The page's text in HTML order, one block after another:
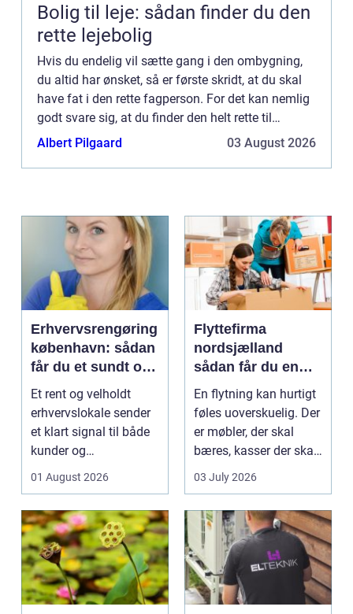
Bolig til leje: sådan finder du den
rette lejebolig
Hvis du endelig vil sætte gang i den ombygning,
du altid har ønsket, så er første skridt, at du skal
have fat i den rette fagperson. For det kan nemlig
godt svare sig, at du finder den helt rette til
opgaven. Et godt bud er, at du tager fat i en mure...
Albert Pilgaard 03 August 2026
Erhvervsrengøring
københavn: sådan
får du et sundt og
professionelt
arbejdsmiljø
Et rent og velholdt
erhvervslokale sender
et klart signal til både
kunder og
01 August 2026
Flyttefirma
nordsjælland
sådan får du en
tryg og effektiv
flytning
En flytning kan hurtigt
føles uoverskuelig. Der
er møbler, der skal
bæres, kasser der skal
pakkes, o...
03 July 2026